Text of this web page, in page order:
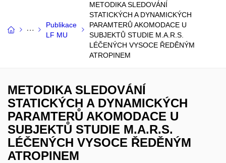
Publikace
LF MU
METODIKA SLEDOVÁNÍ
STATICKÝCH A DYNAMICKÝCH
PARAMTERŮ AKOMODACE U
SUBJEKTŮ STUDIE M.A.R.S.
LÉČENÝCH VYSOCE ŘEDĚNÝM
ATROPINEM
METODIKA SLEDOVÁNÍ
STATICKÝCH A DYNAMICKÝCH
PARAMTERŮ AKOMODACE U
SUBJEKTŮ STUDIE M.A.R.S.
LÉČENÝCH VYSOCE ŘEDĚNÝM
ATROPINEM